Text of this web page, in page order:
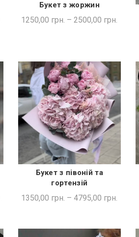
ШВИДКА ПОКУПКА
Букет з жоржин
1250,00 грн. –2500,00 грн.
ШВИДКА ПОКУПКА
Букет з півоній та
гортензій
1350,00 грн. –4795,00 грн.